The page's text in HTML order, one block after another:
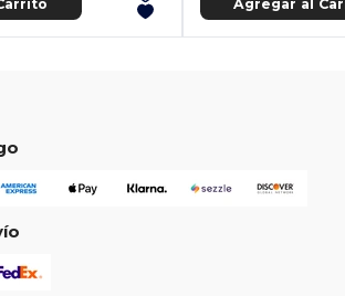
Agregar al